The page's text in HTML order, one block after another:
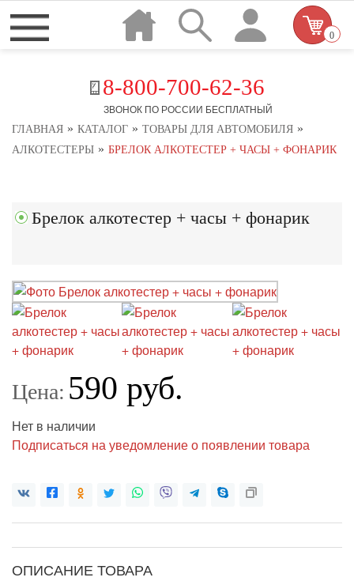
8-800-700-62-36
ЗВОНОК ПО РОССИИ БЕСПЛАТНЫЙ
0
ГЛАВНАЯ » КАТАЛОГ » ТОВАРЫ ДЛЯ АВТОМОБИЛЯ »
АЛКОТЕСТЕРЫ » БРЕЛОК АЛКОТЕСТЕР + ЧАСЫ + ФОНАРИК
Брелок алкотестер + часы + фонарик
Цена: 590 руб.
Нет в наличии
Подписаться на уведомление о появлении товара
ОПИСАНИЕ ТОВАРА